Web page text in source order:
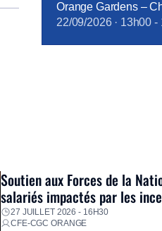
Orange Gardens –
22/09/2026· 13h00 -
Soutien aux Forces de la
salariés impactés par les
27 JUILLET 2026 - 16H30
CFE-CGC ORANGE